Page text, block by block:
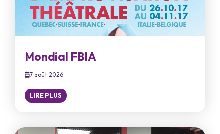
Mondial FBIA
7 août 2026
LIRE PLUS